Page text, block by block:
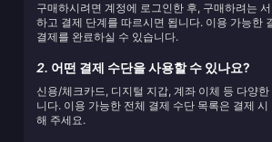
구매하시려면 계정에 로그인한 후, 구매하려는
하고 결제 단계를 따르시면 됩니다. 이용 가능한
결제를 완료하실 수 있습니다.
2. 어떤 결제 수단을 사용할 수 있나요?
신용/체크카드, 디지털 지갑, 계좌 이체 등 다양
니다. 이용 가능한 전체 결제 수단 목록은 결제
해 주세요.